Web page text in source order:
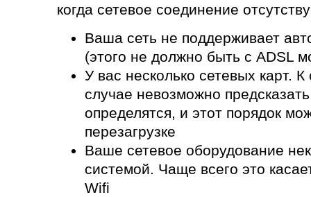
когда сетевое соединение
Ваша сеть не поддерживает
(этого не должно быть с ADSL
У вас несколько сетевых карт.
случае невозможно
определятся, и этот порядок
перезагрузке
Ваше сетевое оборудование
системой. Чаще всего это
Wifi